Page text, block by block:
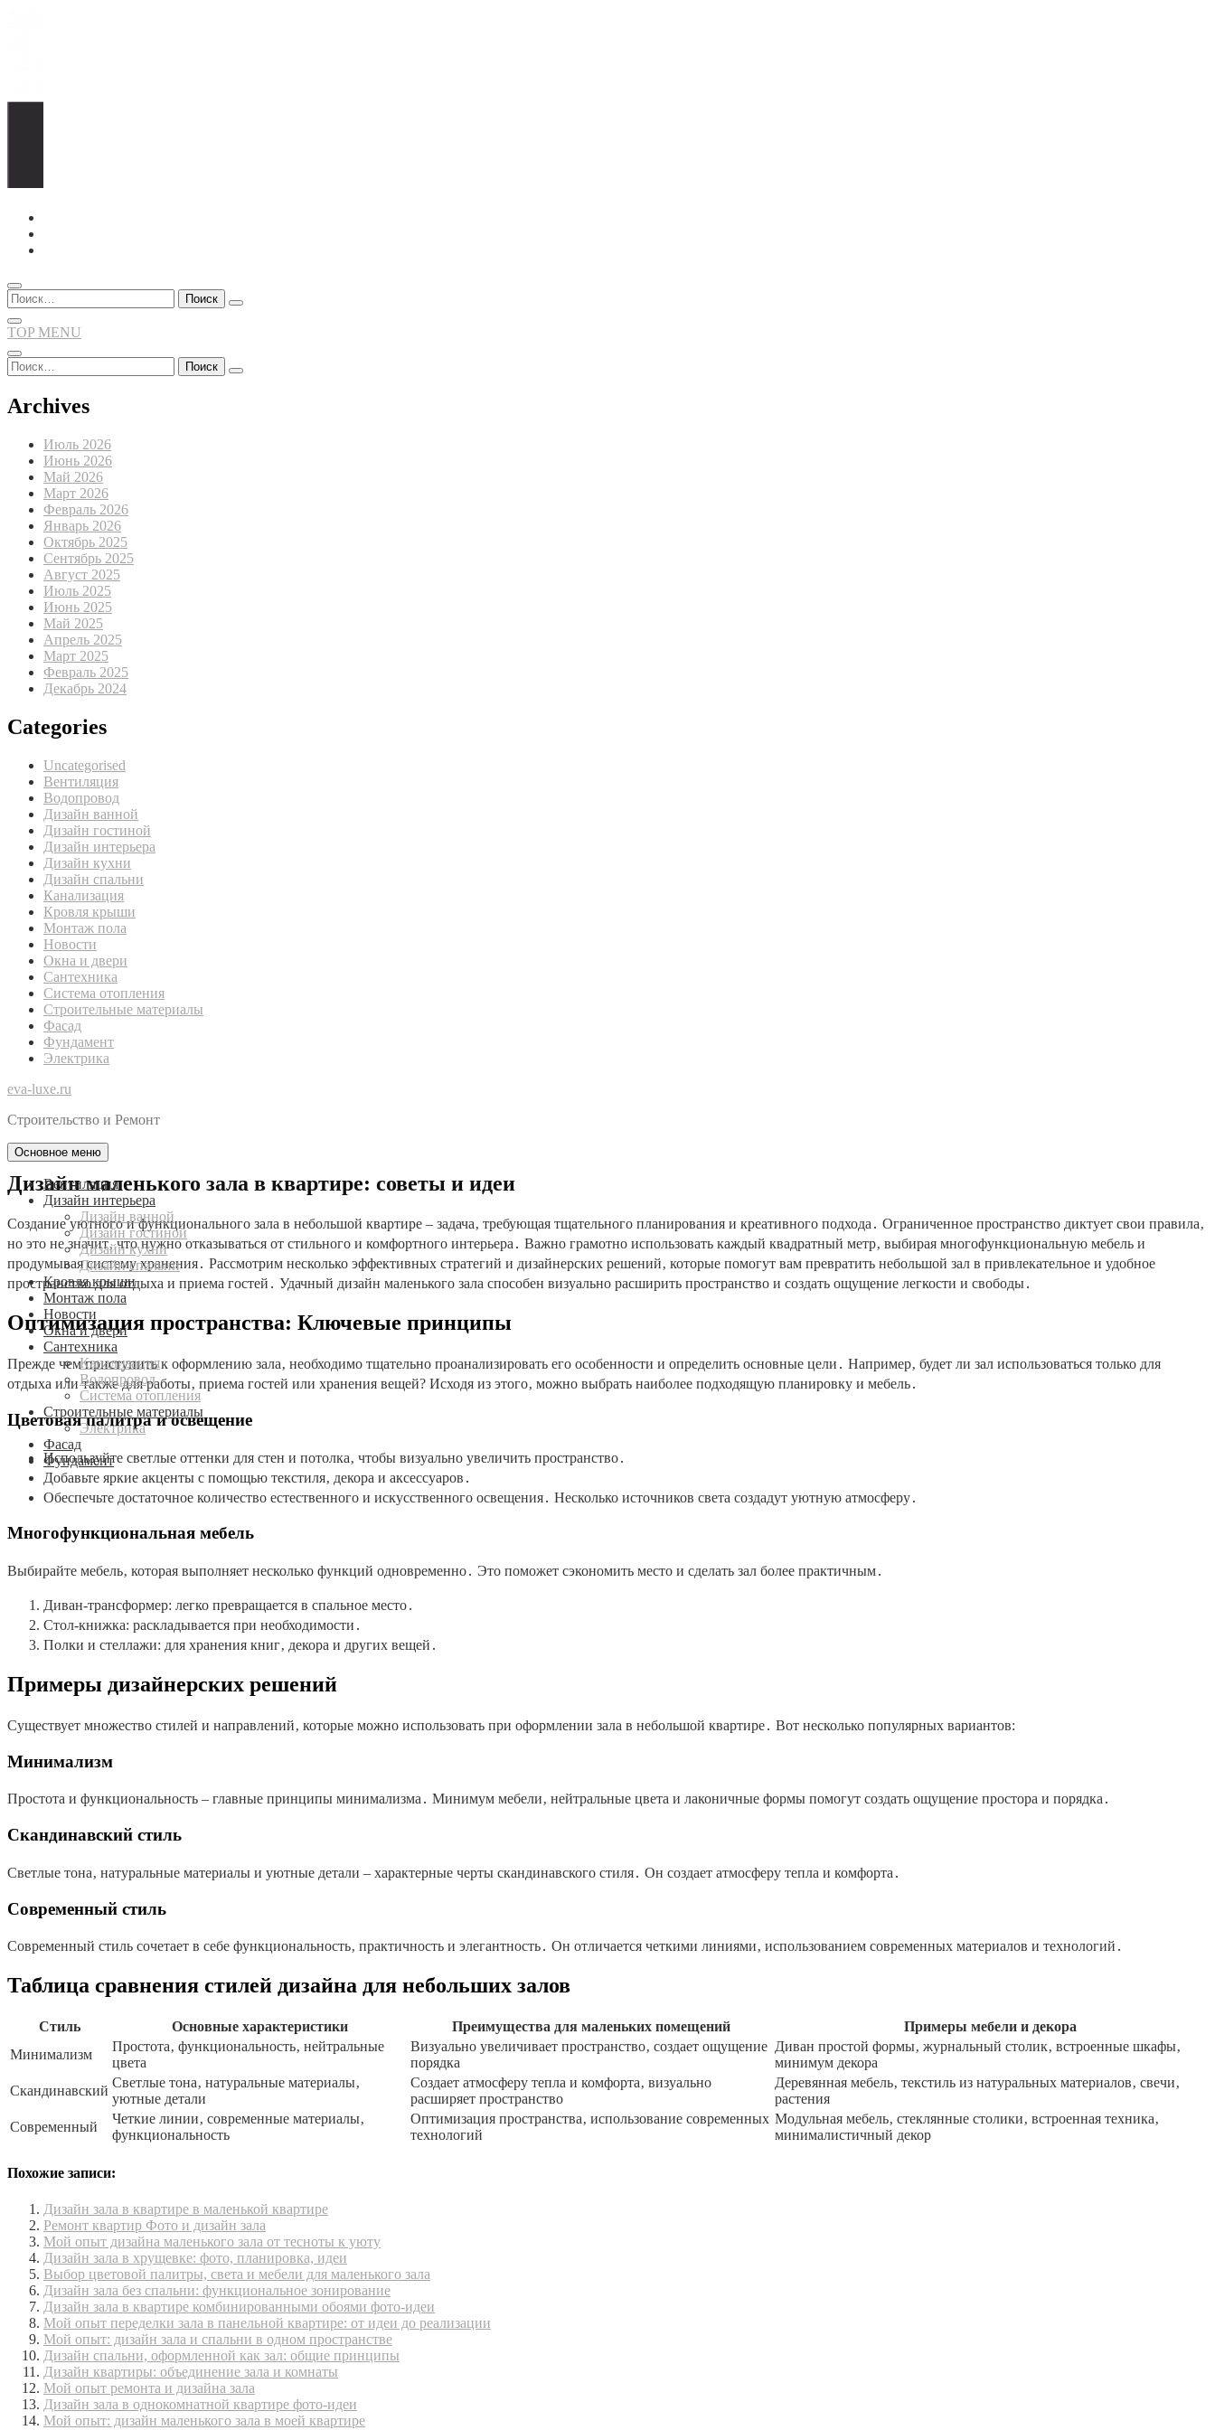
Перейти
содержимому
Найти:
TOP MENU
Найти:
Archives
Июль 2026
Июнь 2026
Май 2026
Март 2026
Февраль 2026
Январь 2026
Октябрь 2025
Сентябрь 2025
Август 2025
Июль 2025
Июнь 2025
Май 2025
Апрель 2025
Март 2025
Февраль 2025
Декабрь 2024
Categories
Uncategorised
Вентиляция
Водопровод
Дизайн ванной
Дизайн гостиной
Дизайн интерьера
Дизайн кухни
Дизайн спальни
Канализация
Кровля крыши
Монтаж пола
Новости
Окна и двери
Сантехника
Система отопления
Строительные материалы
Фасад
Фундамент
Электрика
eva-luxe.ru
Строительство и Ремонт
Основное меню
Вентиляция
Дизайн интерьера
Дизайн ванной
Дизайн гостиной
Дизайн кухни
Дизайн спальни
Кровля крыши
Монтаж пола
Новости
Окна и двери
Сантехника
Канализация
Водопровод
Система отопления
Строительные материалы
Электрика
Фасад
Фундамент
Дизайн маленького зала в квартире: советы и идеи
Создание уютного и функционального зала в небольшой квартире – задача‚ требующая тщательного планирования и креативного подхода․ Ограниченное пространство диктует свои правила‚
но это не значит‚ что нужно отказываться от стильного и комфортного интерьера․ Важно грамотно использовать каждый квадратный метр‚ выбирая многофункциональную мебель и
продумывая систему хранения․ Рассмотрим несколько эффективных стратегий и дизайнерских решений‚ которые помогут вам превратить небольшой зал в привлекательное и удобное
пространство для отдыха и приема гостей․ Удачный дизайн маленького зала способен визуально расширить пространство и создать ощущение легкости и свободы․
Оптимизация пространства: Ключевые принципы
Прежде чем приступить к оформлению зала‚ необходимо тщательно проанализировать его особенности и определить основные цели․ Например‚ будет ли зал использоваться только для
отдыха или также для работы‚ приема гостей или хранения вещей? Исходя из этого‚ можно выбрать наиболее подходящую планировку и мебель․
Цветовая палитра и освещение
Используйте светлые оттенки для стен и потолка‚ чтобы визуально увеличить пространство․
Добавьте яркие акценты с помощью текстиля‚ декора и аксессуаров․
Обеспечьте достаточное количество естественного и искусственного освещения․ Несколько источников света создадут уютную атмосферу․
Многофункциональная мебель
Выбирайте мебель‚ которая выполняет несколько функций одновременно․ Это поможет сэкономить место и сделать зал более практичным․
Диван-трансформер: легко превращается в спальное место․
Стол-книжка: раскладывается при необходимости․
Полки и стеллажи: для хранения книг‚ декора и других вещей․
Примеры дизайнерских решений
Существует множество стилей и направлений‚ которые можно использовать при оформлении зала в небольшой квартире․ Вот несколько популярных вариантов:
Минимализм
Простота и функциональность – главные принципы минимализма․ Минимум мебели‚ нейтральные цвета и лаконичные формы помогут создать ощущение простора и порядка․
Скандинавский стиль
Светлые тона‚ натуральные материалы и уютные детали – характерные черты скандинавского стиля․ Он создает атмосферу тепла и комфорта․
Современный стиль
Современный стиль сочетает в себе функциональность‚ практичность и элегантность․ Он отличается четкими линиями‚ использованием современных материалов и технологий․
Таблица сравнения стилей дизайна для небольших залов
Стиль Основные характеристики Преимущества для маленьких помещений
Примеры мебели и декора
Минимализм
Простота‚ функциональность‚ нейтральные
цвета
Визуально увеличивает пространство‚ создает ощущение
порядка
Диван простой формы‚ журнальный столик‚ встроенные шкафы‚
минимум декора
Скандинавский
Светлые тона‚ натуральные материалы‚
уютные детали
Создает атмосферу тепла и комфорта‚ визуально
расширяет пространство
Деревянная мебель‚ текстиль из натуральных материалов‚ свечи‚
растения
Современный
Четкие линии‚ современные материалы‚
функциональность
Оптимизация пространства‚ использование современных
технологий
Модульная мебель‚ стеклянные столики‚ встроенная техника‚
минималистичный декор
Похожие записи:
Дизайн зала в квартире в маленькой квартире
Ремонт квартир Фото и дизайн зала
Мой опыт дизайна маленького зала от тесноты к уюту
Дизайн зала в хрущевке: фото, планировка, идеи
Выбор цветовой палитры, света и мебели для маленького зала
Дизайн зала без спальни: функциональное зонирование
Дизайн зала в квартире комбинированными обоями фото-идеи
Мой опыт переделки зала в панельной квартире: от идеи до реализации
Мой опыт: дизайн зала и спальни в одном пространстве
Дизайн спальни, оформленной как зал: общие принципы
Дизайн квартиры: объединение зала и комнаты
Мой опыт ремонта и дизайна зала
Дизайн зала в однокомнатной квартире фото-идеи
Мой опыт: дизайн маленького зала в моей квартире